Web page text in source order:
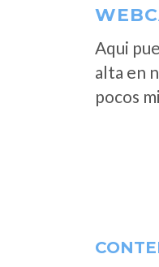
Aqui
alta en
pocos